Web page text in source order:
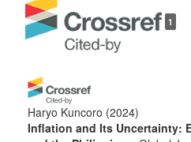
1
Haryo Kuncoro (2024)
Inflation and Its Uncertainty: